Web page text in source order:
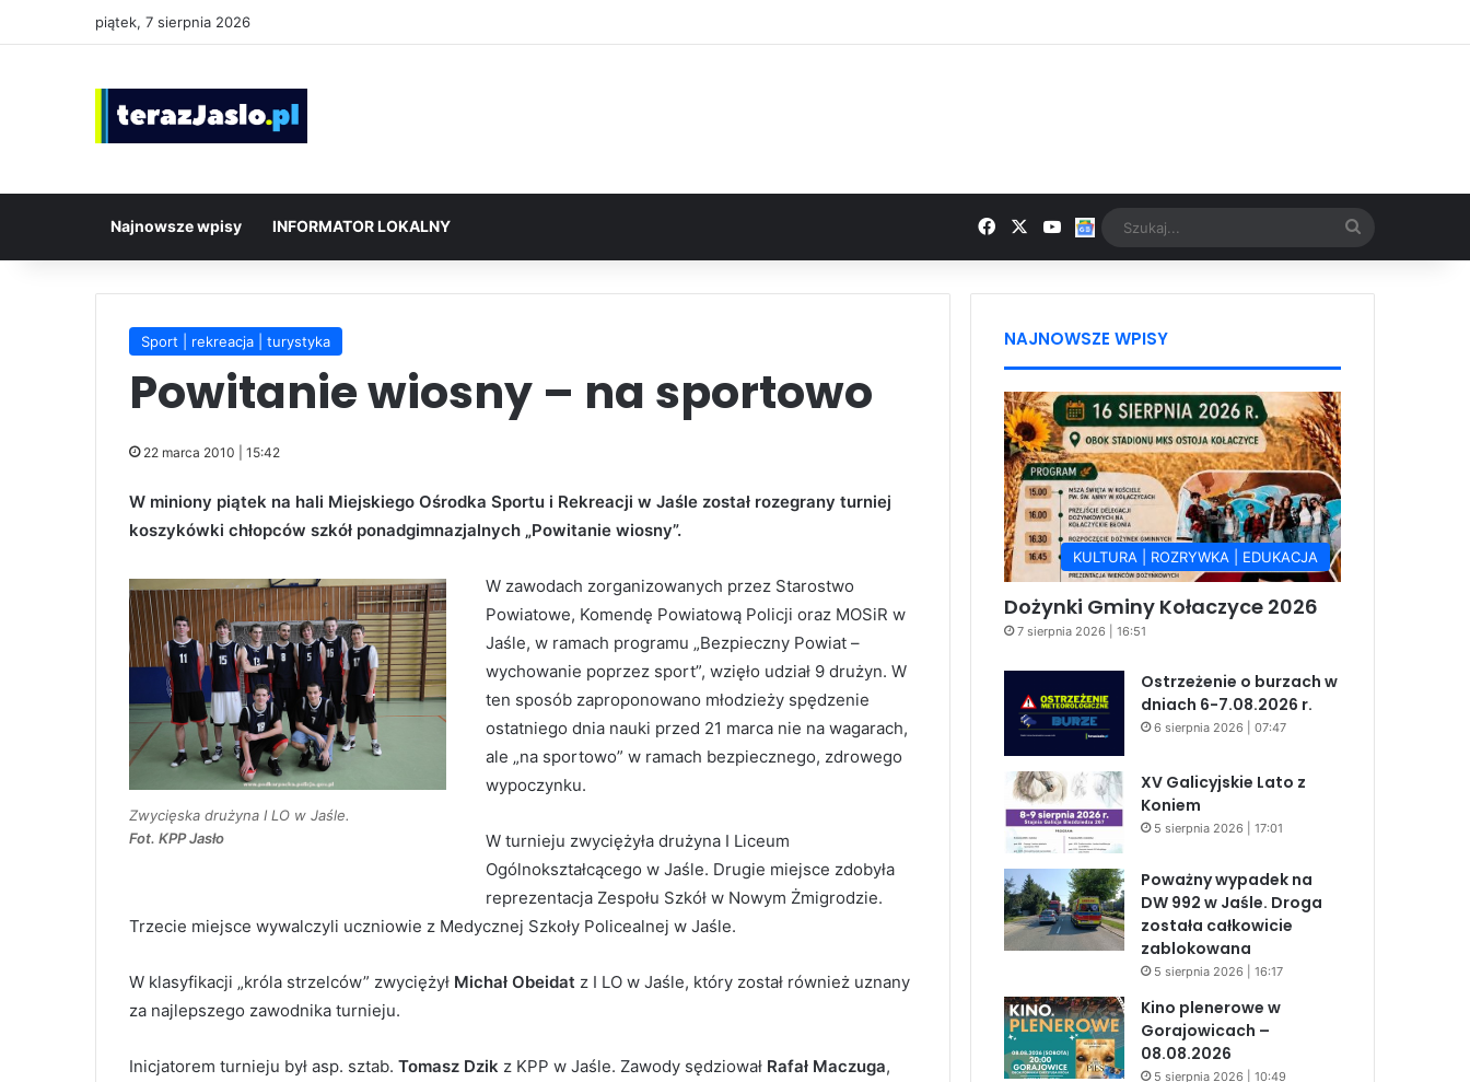
piątek, 7 sierpnia 2026
Najnowsze wpisy INFORMATOR LOKALNY FacebookYouTubeGoogle News
Sport | rekreacja | turystyka
Powitanie wiosny – na sportowo
22 marca 2010 | 15:42
W miniony piątek na hali Miejskiego Ośrodka Sportu i Rekreacji w Jaśle został rozegrany turniej
koszykówki chłopców szkół ponadgimnazjalnych „Powitanie wiosny”.
Zwycięska drużyna I LO w Jaśle.
Fot. KPP Jasło
W zawodach zorganizowanych przez Starostwo
Powiatowe, Komendę Powiatową Policji oraz MOSiR w
Jaśle, w ramach programu „Bezpieczny Powiat –
wychowanie poprzez sport”, wzięło udział 9 drużyn. W
ten sposób zaproponowano młodzieży spędzenie
ostatniego dnia nauki przed 21 marca nie na wagarach,
ale „na sportowo” w ramach bezpiecznego, zdrowego
wypoczynku.
W turnieju zwyciężyła drużyna I Liceum
Ogólnokształcącego w Jaśle. Drugie miejsce zdobyła
reprezentacja Zespołu Szkół w Nowym Żmigrodzie.
Trzecie miejsce wywalczyli uczniowie z Medycznej Szkoły Policealnej w Jaśle.
W klasyfikacji „króla strzelców” zwyciężył Michał Obeidat z I LO w Jaśle, który został również uznany
za najlepszego zawodnika turnieju.
Inicjatorem turnieju był asp. sztab. Tomasz Dzik z KPP w Jaśle. Zawody sędziował Rafał Maczuga,
NAJNOWSZE WPISY
KULTURA | ROZRYWKA | EDUKACJA
Dożynki Gminy Kołaczyce 2026
7 sierpnia 2026 | 16:51
Ostrzeżenie o burzach w
dniach 6-7.08.2026 r.
6 sierpnia 2026 | 07:47
XV Galicyjskie Lato z
Koniem
5 sierpnia 2026 | 17:01
Poważny wypadek na
DW 992 w Jaśle. Droga
została całkowicie
zablokowana
5 sierpnia 2026 | 16:17
Kino plenerowe w
Gorajowicach –
08.08.2026
5 sierpnia 2026 | 10:49